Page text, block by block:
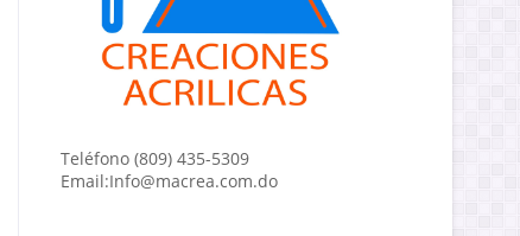
Teléfono (809) 435-5309
Email:Info@macrea.com.do